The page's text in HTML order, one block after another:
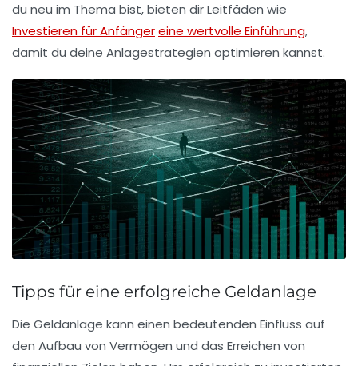
du neu im Thema bist, bieten dir Leitfäden wie
Investieren für Anfängereine wertvolle Einführung,
damit du deine Anlagestrategien optimieren kannst.
Tipps für eine erfolgreiche Geldanlage
Die Geldanlage kann einen bedeutenden Einfluss auf
den Aufbau von Vermögen und das Erreichen von